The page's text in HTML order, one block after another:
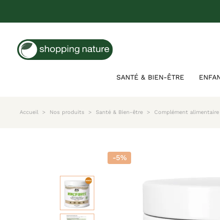
SANTÉ & BIEN-ÊTRE
Accueil Nos produits Santé & Bien-être Complément
-5%